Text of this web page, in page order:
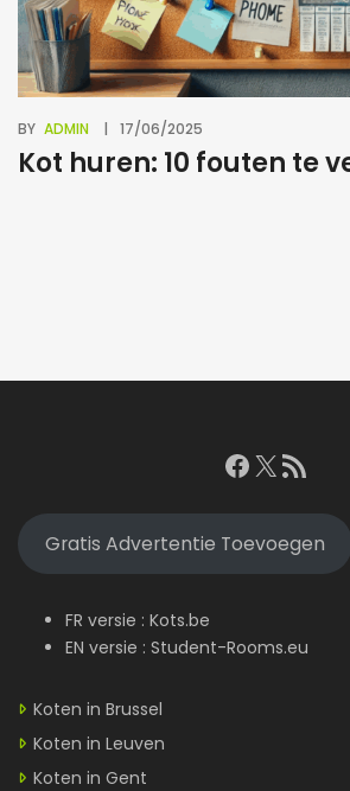
BY ADMIN 17/06/2025
Kot huren: 10 fouten te
Facebook
X RSS feed
Gratis Advertentie Toevoegen
FR versie : Kots.be
EN versie : Student-Rooms.eu
Koten in Brussel
Koten in Leuven
Koten in Gent